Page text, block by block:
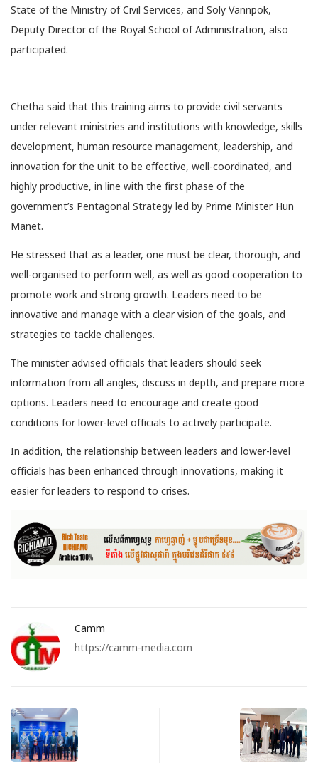
State of the Ministry of Civil Services, and Soly Vannpok,
Deputy Director of the Royal School of Administration, also
participated.
Chetha said that this training aims to provide civil servants
under relevant ministries and institutions with knowledge, skills
development, human resource management, leadership, and
innovation for the unit to be effective, well-coordinated, and
highly productive, in line with the first phase of the
government’s Pentagonal Strategy led by Prime Minister Hun
Manet.
He stressed that as a leader, one must be clear, thorough, and
well-organised to perform well, as well as good cooperation to
promote work and strong growth. Leaders need to be
innovative and manage with a clear vision of the goals, and
strategies to tackle challenges.
The minister advised officials that leaders should seek
information from all angles, discuss in depth, and prepare more
options. Leaders need to encourage and create good
conditions for lower-level officials to actively participate.
In addition, the relationship between leaders and lower-level
officials has been enhanced through innovations, making it
easier for leaders to respond to crises.
Camm
https://camm-media.com